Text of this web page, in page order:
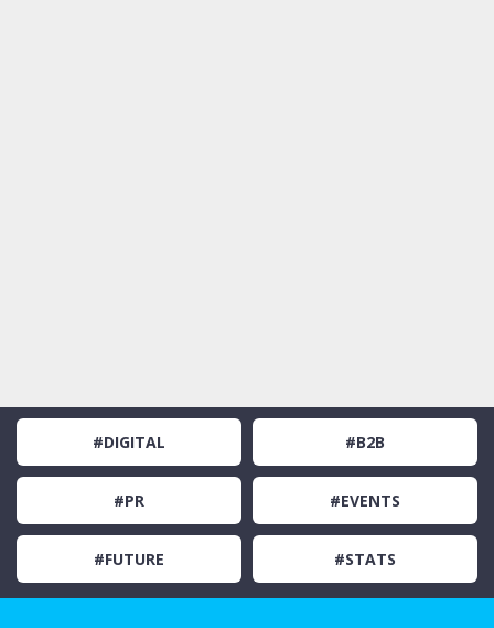
#DIGITAL #B2B
#PR #EVENTS
#FUTURE #STATS